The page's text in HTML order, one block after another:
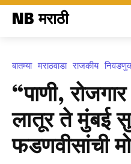
NB मराठी
बातम्या मराठवाडा राजकीय
“पाणी,
लातूर ते मुंबई
फडणवीसांची